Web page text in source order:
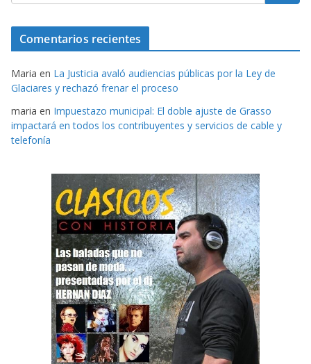
Comentarios recientes
Maria en La Justicia avaló audiencias públicas por la Ley de
Glaciares y rechazó frenar el proceso
maria en Impuestazo municipal: El doble ajuste de Grasso
impactará en todos los contribuyentes y servicios de cable y
telefonía